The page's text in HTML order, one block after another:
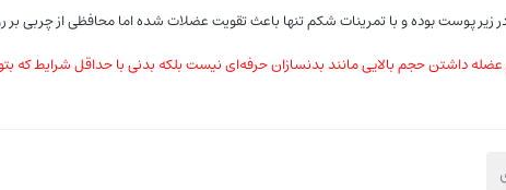
زیر پوست بوده و با تمرینات شکم تنها باعث تقویت عضلات شده اما محافظی از چربی
عضله داشتن حجم بالایی مانند بدنسازان حرفه‌ای نیست بلکه بدنی با حداقل شرایط که